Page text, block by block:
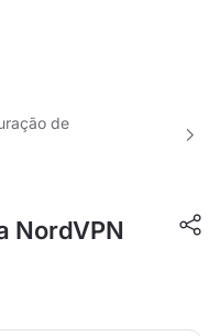
de
NordVPN